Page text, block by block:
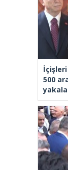
İçişleri
500